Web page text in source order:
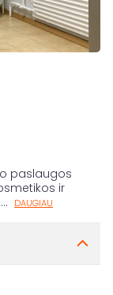
paslaugos
ir
... DAUGIAU